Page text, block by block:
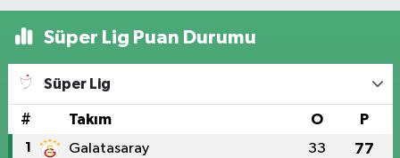
Süper Lig Puan Durumu
Süper Lig
# Takım O P
1 Galatasaray 33 77